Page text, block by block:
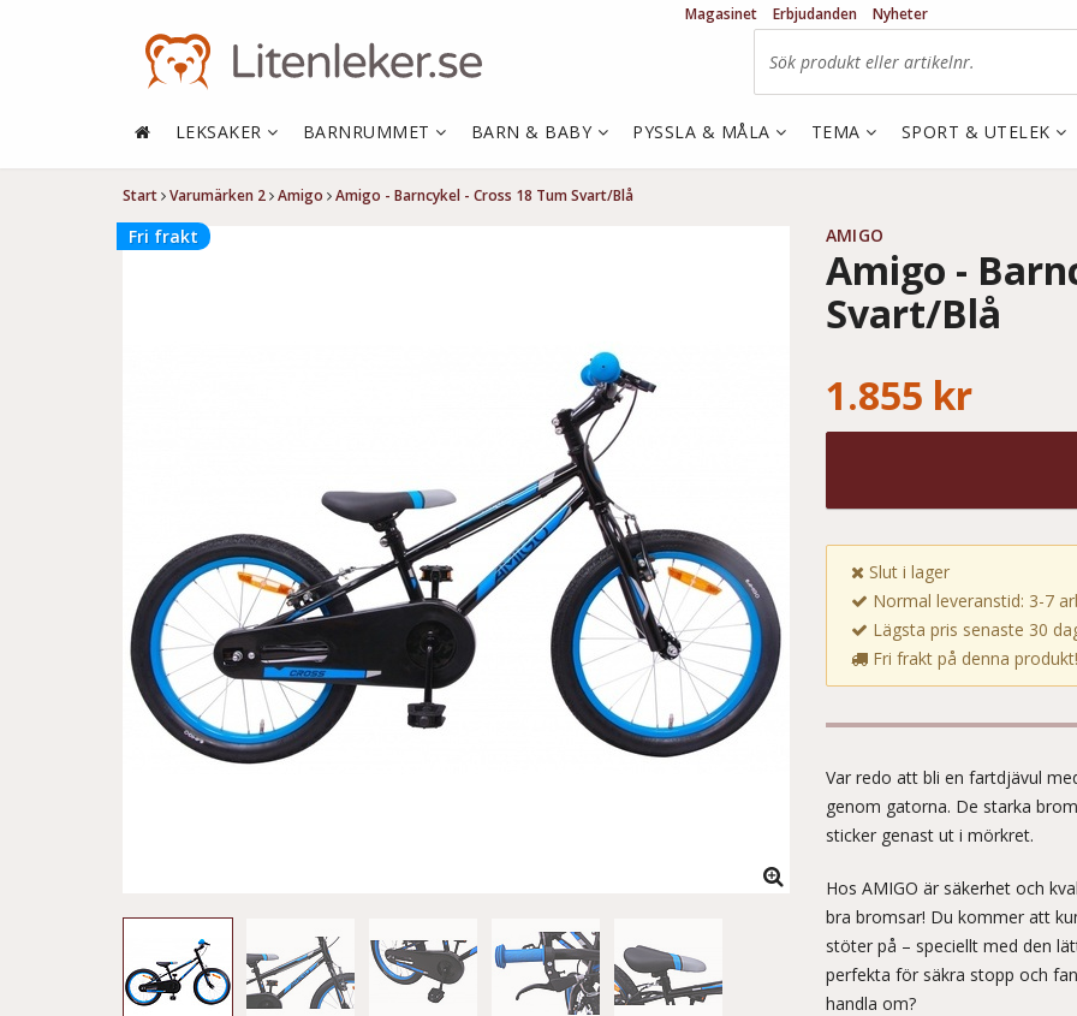
Start Varumärken 2 Amigo Amigo - Barncykel - Cross 18 Tum Svart/Blå
Fri frakt AMIGO
Amigo -
Svart/Blå
1.855 kr
Slut i lager
Normal leveranstid: 3-7
Lägsta pris senaste 30
Fri frakt på denna produkt!
Var redo att bli en fartdjävul
genom gatorna. De starka
sticker genast ut i mörkret.
Hos AMIGO är säkerhet och
bra bromsar! Du kommer att
stöter på – speciellt med den
perfekta för säkra stopp och
handla om?
Magasinet Erbjudanden
Nyheter
LEKSAKER BARNRUMMET BARN & BABY PYSSLA & MÅLA TEMA SPORT & UTELEK